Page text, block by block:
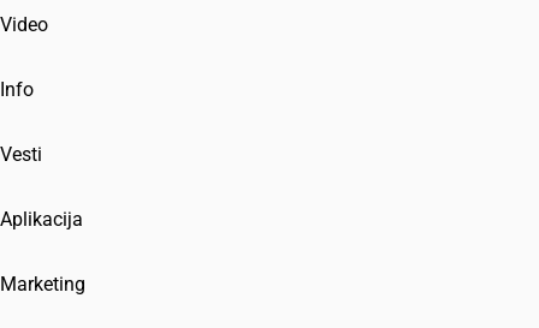
Video
Info
Vesti
Aplikacija
Marketing